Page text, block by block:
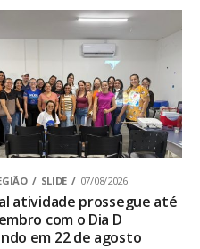
SLIDE 07/08/2026
atividade prossegue até
com o Dia D
em 22 de agosto